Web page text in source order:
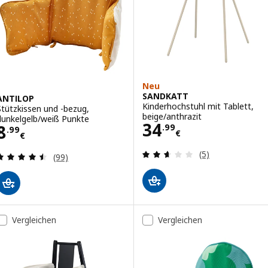
und -bezug,
weiß Punkte
.99
€ 8.99€
Bewertungen: 4.5 von 5 Sternen. Bewertungen
(99)
Neu
SANDKATT
Kinderhochstuhl mit Tablett,
beige/anthrazit
34.99
€
Preis 34.99€
Bewertungen:
(5)
Vergleichen Vergleichen